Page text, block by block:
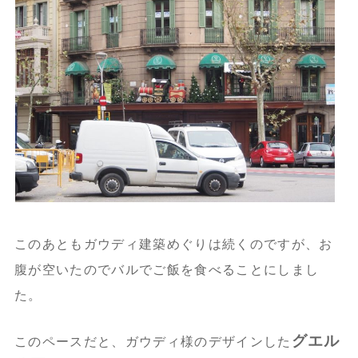
このあともガウディ建築めぐりは続くのですが、お
腹が空いたのでバルでご飯を食べることにしまし
た。
このペースだと、ガウディ様のデザインした グエル